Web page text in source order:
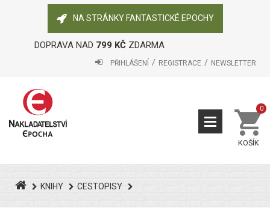
NA STRÁNKY FANTASTICKÉ EPOCHY
DOPRAVA NAD 799 KČZDARMA
PŘIHLÁŠENÍ REGISTRACE NEWSLETTER
KOŠÍK
0
KNIHY CESTOPISY